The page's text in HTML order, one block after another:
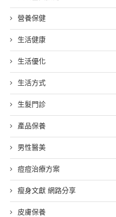
營養保健
生活健康
生活優化
生活方式
生髮門診
產品保養
男性醫美
痘痘治療方案
瘦身文獻 網路分享
皮膚保養